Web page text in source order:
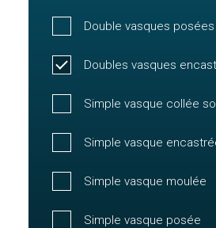
Double vasques posées
Doubles vasques
Simple vasque collée
Simple vasque
Simple vasque moulée
Simple vasque posée